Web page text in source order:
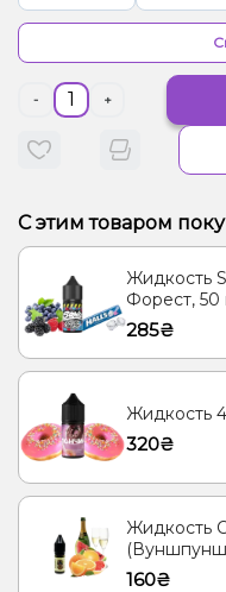
- +
С этим товаром
Жидкость
Форест, 50
285₴
Жидкость
320₴
Жидкость
160₴